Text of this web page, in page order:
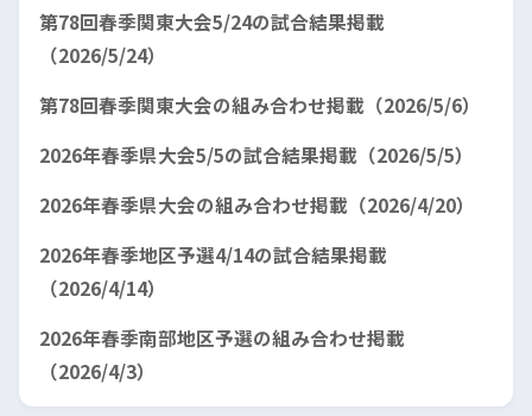
第78回春季関東大会5/24の試合結果掲載
（2026/5/24）
第78回春季関東大会の組み合わせ掲載（2026/5/6）
2026年春季県大会5/5の試合結果掲載（2026/5/5）
2026年春季県大会の組み合わせ掲載（2026/4/20）
2026年春季地区予選4/14の試合結果掲載
（2026/4/14）
2026年春季南部地区予選の組み合わせ掲載
（2026/4/3）